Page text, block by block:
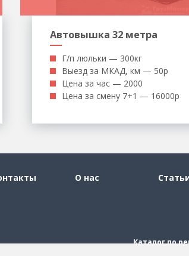
Автовышка 32 метра
Г/п люльки — 300кг
Выезд за МКАД, км — 50р
Цена за час — 2000
Цена за смену 7+1 — 16000р
О нас
Каталог по